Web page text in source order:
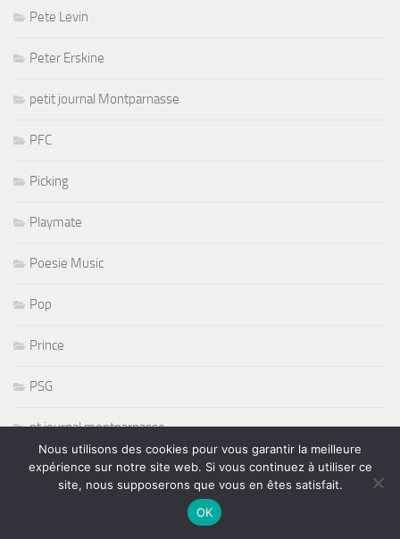
Pete Levin
Peter Erskine
petit journal Montparnasse
PFC
Picking
Playmate
Poesie Music
Pop
Prince
PSG
pt journal montparnasse
Punk
Nous utilisons des cookies pour vous garantir la meilleure
expérience sur notre site web. Si vous continuez à utiliser ce
site, nous supposerons que vous en êtes satisfait.
OK